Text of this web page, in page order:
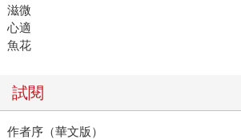
滋微
心適
魚花
試閱
作者序（華文版）